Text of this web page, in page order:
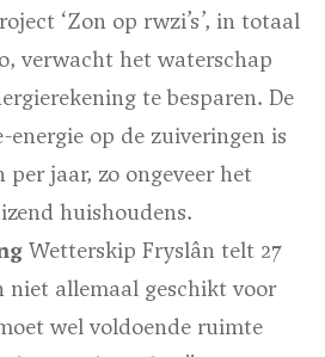
‘Zon op rwzi’s’, in totaal
verwacht het waterschap
te besparen. De
energie op de zuiveringen is
jaar, zo ongeveer het
huishoudens.
Wetterskip Fryslân telt 27
niet allemaal geschikt voor
wel voldoende ruimte